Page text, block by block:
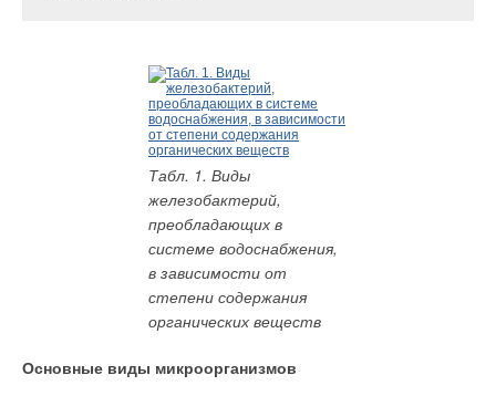
Табл. 1. Виды
железобактерий,
преобладающих в
системе водоснабжения,
в зависимости от
степени содержания
органических веществ
Основные виды микроорганизмов
Качество продукции и современное производство фирмы
«ЭКА» позволило ей получить на все системы: сертификат
соответствия Госстандарта России, сертификат пожарной
безопасности, разрешение Федеральной службы по
техническому надзору. Таким образом, оборудование
фирмы «ЭКА» пригодно и разрешено к применению на
Все системы «ЭКА» отличаются водо- и
конденсатонепроницаемостью, влагогерметичностью,
конденсатоустойчивостью и устойчивостью к коррозии, а при
использовании специальных фасонных и уплотнительных